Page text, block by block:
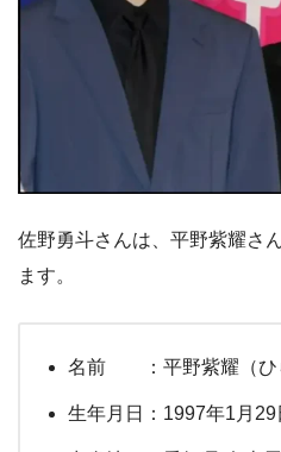
佐野勇斗さんは、平野紫耀さ
ます。
名前 ：平野紫耀（ひ
生年月日：1997年1月29